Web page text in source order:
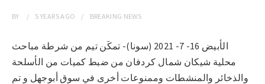
BY 5 YEARSAGO BREAKING NEWS
الأبيض 16- 7- 2021 (سونا)- تمكَن تيم من شرطة مباحث
محلية شيكان شمال كردفان من ضبط كميات من الأسلحة
والذخائر والمنشطات وممنوعات أخرى في سوق أبوجهل و تم